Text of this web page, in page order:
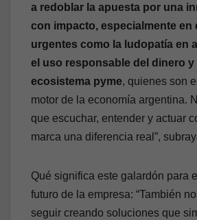
a redoblar la apuesta por una
con impacto, especialmente en
urgentes como la ludopatía en
el uso responsable del dinero y
ecosistema pyme, quienes son
motor de la economía argentina.
que escuchar, entender y actuar
marca una diferencia real”,
Qué significa este galardón para
futuro de la empresa: “También
seguir creando soluciones que